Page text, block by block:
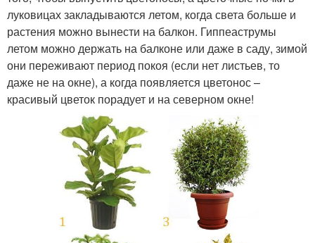
луковицах закладываются летом, когда света больше и
растения можно вынести на балкон. Гиппеаструмы
летом можно держать на балконе или даже в саду, зимой
они переживают период покоя (если нет листьев, то
даже не на окне), а когда появляется цветонос –
красивый цветок порадует и на северном окне!